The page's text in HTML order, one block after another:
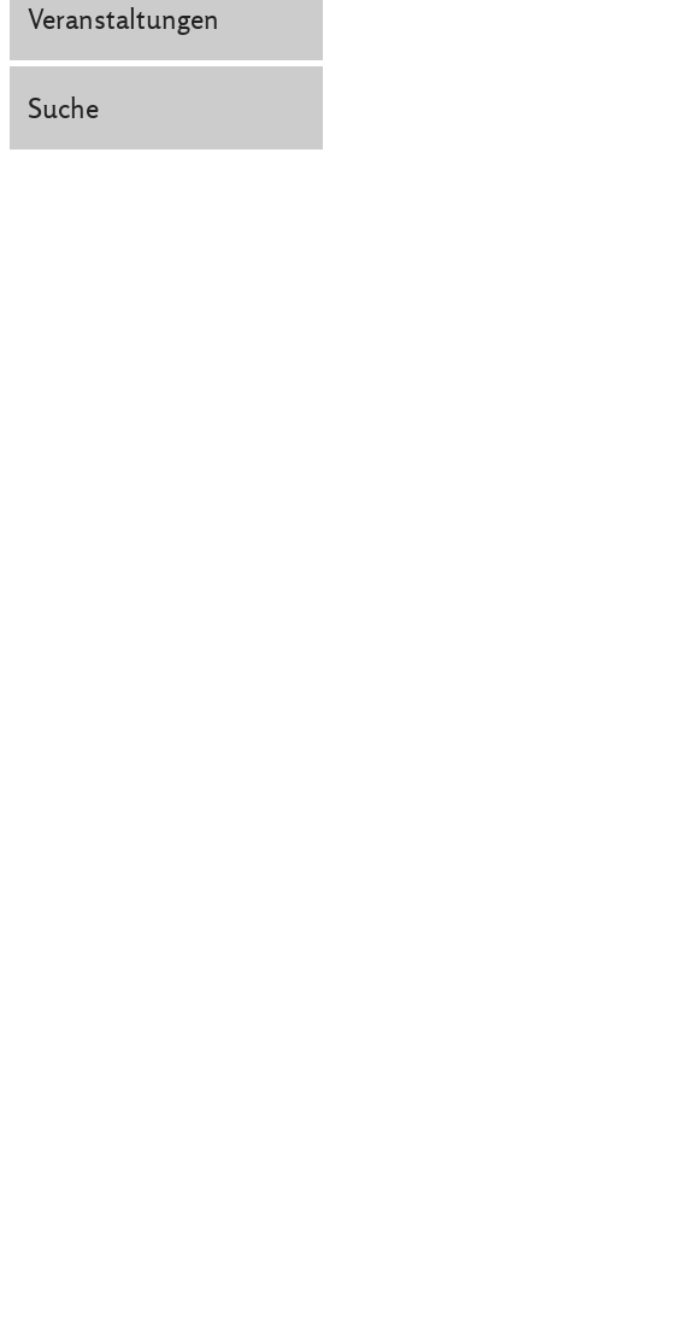
Veranstaltungen
Suche